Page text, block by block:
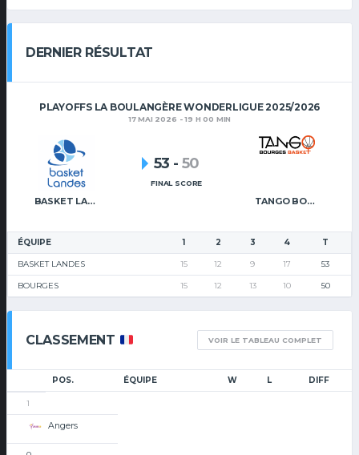
DERNIER RÉSULTAT
PLAYOFFS LA BOULANGÈRE WONDERLIGUE 2025/2026
17 MAI 2026 - 19 H 00 MIN
BASKET LANDES TANGO BOURGES BASKET
53 - 50
FINAL SCORE
ÉQUIPE 1 2 3 4 T
BASKET LANDES 15 12 9 17 53
BOURGES 15 12 13 10 50
CLASSEMENT VOIR LE TABLEAU COMPLET
POS. ÉQUIPE W L DIFF
1
Angers